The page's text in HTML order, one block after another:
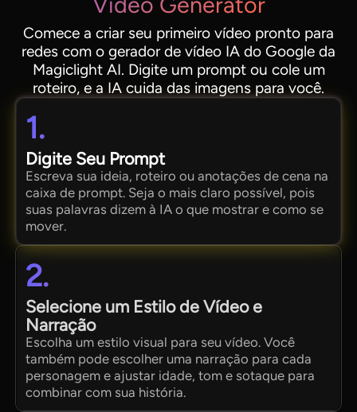
Comece a criar seu primeiro vídeo pronto para
redes com o gerador de vídeo IA do Google da
Magiclight AI. Digite um prompt ou cole um
roteiro, e a IA cuida das imagens para você.
1.
Digite Seu Prompt
Escreva sua ideia, roteiro ou anotações de cena na
caixa de prompt. Seja o mais claro possível, pois
suas palavras dizem à IA o que mostrar e como se
mover.
2.
Selecione um Estilo de Vídeo e
Narração
Escolha um estilo visual para seu vídeo. Você
também pode escolher uma narração para cada
personagem e ajustar idade, tom e sotaque para
combinar com sua história.